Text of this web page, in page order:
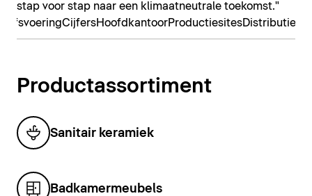
stap voor stap naar een klimaatneutrale toekomst."
CijfersHoofdkantoorProductiesites
Productassortiment
Sanitair keramiek
Badkamermeubels